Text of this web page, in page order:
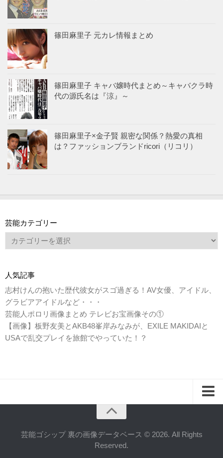
篠田麻里子 元カレ情報まとめ
篠田麻里子 キャバ嬢時代まとめ～キャバクラ時
代の源氏名は『涼』～
篠田麻里子×金子賢 親密な関係？熱愛の真相
は？ファッションブランドricori（リコリ）
芸能カテゴリー
人気記事
志村けんの抱いた歴代彼女がスゴ過ぎる！AV女優、アイドル、
グラビアアイドルなど・・・
芸能人ポロリ画像まとめ テレビお宝画像その①
【画像】板野友美とAKB48峯岸みなみが、EXILE MAKIDAIと
USAで乱交プレイを旅館でやっていた！？
このサイトについて
芸能ゴシップ 裏の画像データベース © 2026. All Rights
Reserved.